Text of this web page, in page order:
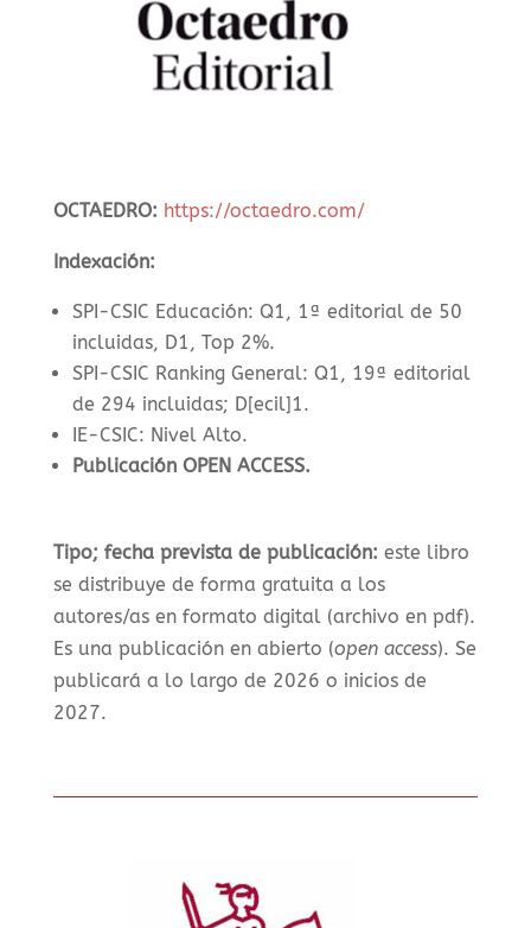
OCTAEDRO: https://octaedro.com/
Indexación:
SPI-CSIC Educación: Q1, 1ª editorial de 50
incluidas, D1, Top 2%.
SPI-CSIC Ranking General: Q1, 19ª editorial
de 294 incluidas; D[ecil]1.
IE-CSIC: Nivel Alto.
Publicación OPEN ACCESS.
Tipo; fecha prevista de publicación: este libro
se distribuye de forma gratuita a los
autores/as en formato digital (archivo en pdf).
Es una publicación en abierto (open access). Se
publicará a lo largo de 2026 o inicios de
2027.